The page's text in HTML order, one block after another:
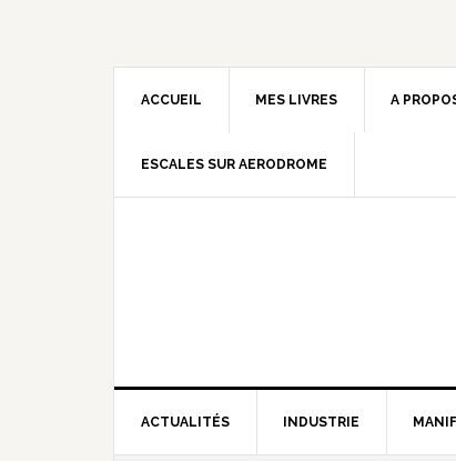
ACCUEIL MES LIVRES A
ESCALES SUR AERODROME
ACTUALITÉS INDUSTRIE